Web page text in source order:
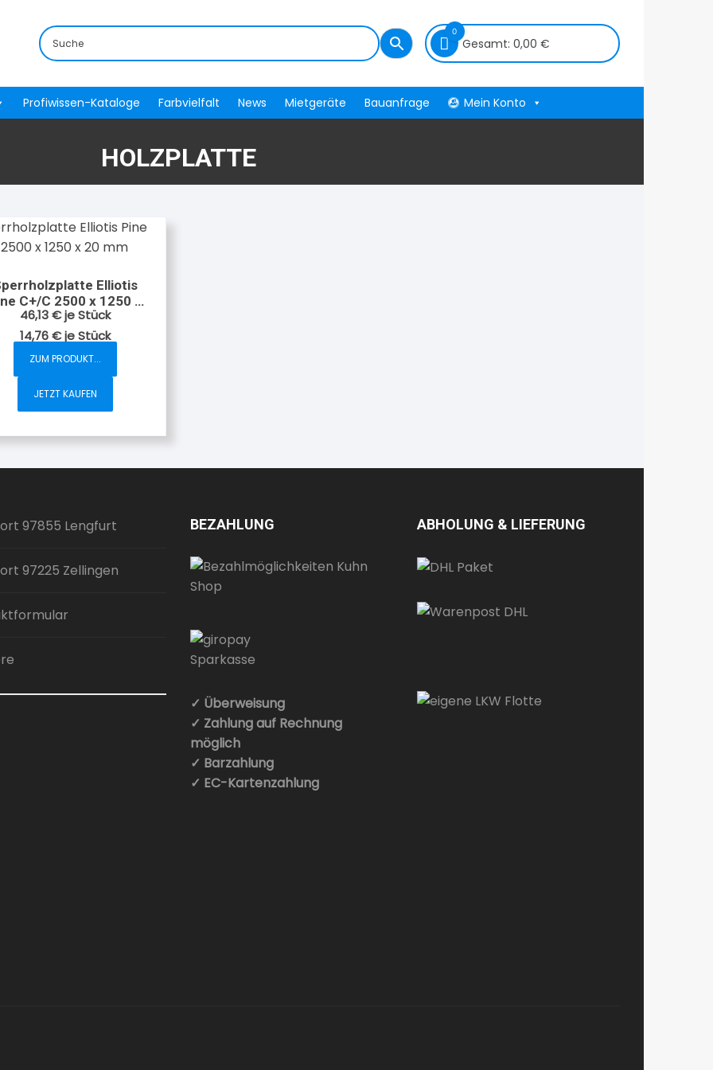
0
Gesamt: 0,00 €
Profiwissen-Kataloge Farbvielfalt News Mietgeräte Bauanfrage Mein Konto
HOLZPLATTE
Elliotis
C+/C 2500 x 1250 x
20 mm
46,13€ je Stück
14,76€jeStück
ZUM PRODUKT...
JETZT KAUFEN
97855 Lengfurt
97225 Zellingen
BEZAHLUNG
✓ Überweisung
✓ Zahlung auf Rechnung
möglich
✓ Barzahlung
✓ EC-Kartenzahlung
ABHOLUNG & LIEFERUNG